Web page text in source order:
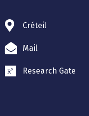
Créteil
Mail
Research Gate